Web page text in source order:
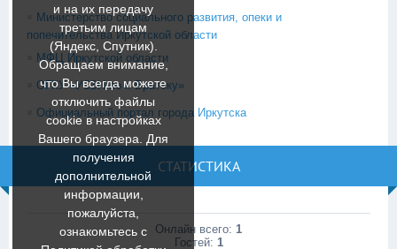
Министерство социального развития, опеки и
попечительства Иркутской области
МФЦ Иркутской области
ОГКУ «УСЗН по г. Братску»
Официальный портал города Иркутска
СТАТИСТИКА
Онлайн всего: 1
Гостей: 1
и на их передачу
третьим лицам
(Яндекс, Спутник).
Обращаем внимание,
что Вы всегда можете
отключить файлы
cookie в настройках
Вашего браузера. Для
получения
дополнительной
информации,
пожалуйста,
ознакомьтесь c